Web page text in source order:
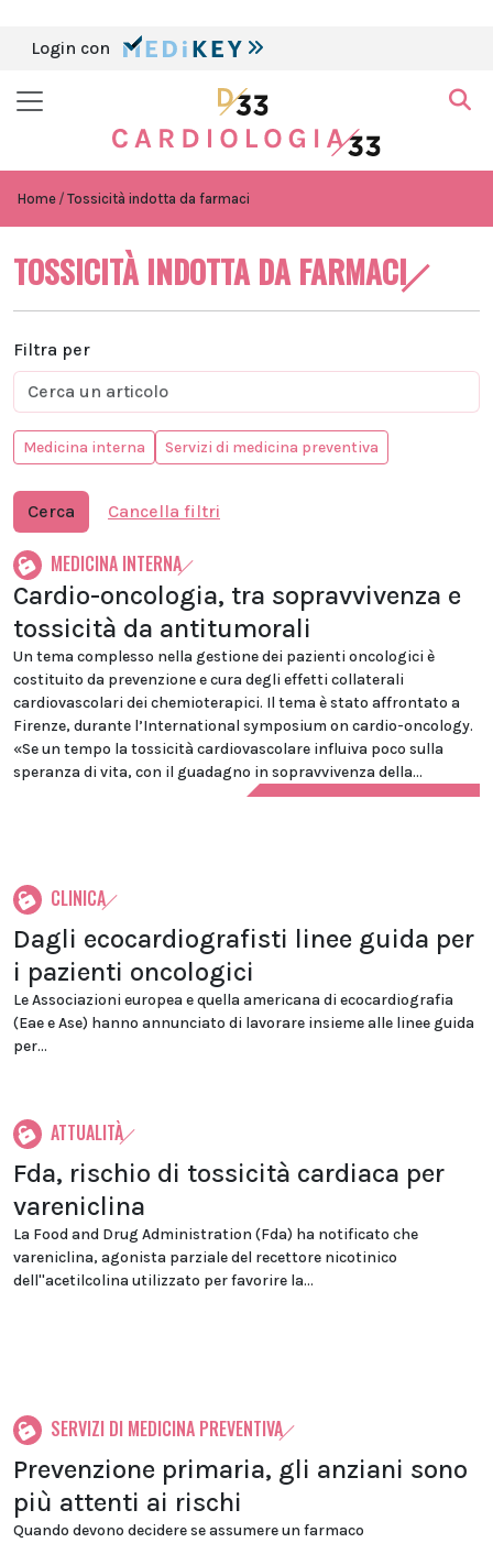
Login con
Home Tossicità indotta da farmaci
TOSSICITÀ INDOTTA DA FARMACI
Filtra per
Medicina interna Servizi di medicina preventiva
Cerca Cancella filtri
MEDICINA INTERNA
Cardio-oncologia, tra sopravvivenza e
tossicità da antitumorali
Un tema complesso nella gestione dei pazienti oncologici è
costituito da prevenzione e cura degli effetti collaterali
cardiovascolari dei chemioterapici. Il tema è stato affrontato a
Firenze, durante l’International symposium on cardio-oncology.
«Se un tempo la tossicità cardiovascolare influiva poco sulla
speranza di vita, con il guadagno in sopravvivenza della...
CLINICA
Dagli ecocardiografisti linee guida per
i pazienti oncologici
Le Associazioni europea e quella americana di ecocardiografia
(Eae e Ase) hanno annunciato di lavorare insieme alle linee guida
per...
ATTUALITÀ
Fda, rischio di tossicità cardiaca per
vareniclina
La Food and Drug Administration (Fda) ha notificato che
vareniclina, agonista parziale del recettore nicotinico
dell''acetilcolina utilizzato per favorire la...
SERVIZI DI MEDICINA PREVENTIVA
Prevenzione primaria, gli anziani sono
più attenti ai rischi
Quando devono decidere se assumere un farmaco